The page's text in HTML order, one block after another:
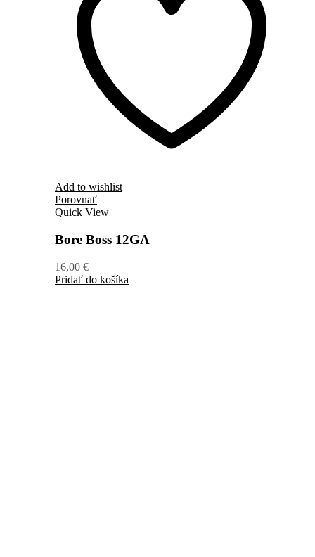
Add to wishlist
Porovnať
Quick View
Bore Boss 12GA
16,00 €
Pridať do košíka